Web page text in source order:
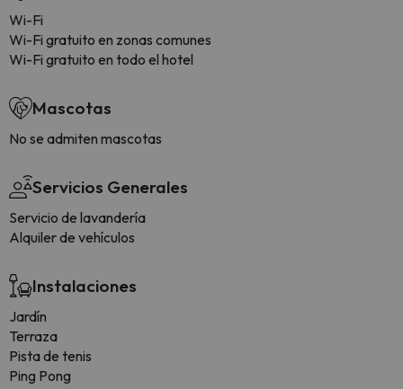
Wi-Fi
Wi-Fi gratuito en zonas comunes
Wi-Fi gratuito en todo el hotel
Mascotas
No se admiten mascotas
Servicios Generales
Servicio de lavandería
Alquiler de vehículos
Instalaciones
Jardín
Terraza
Pista de tenis
Ping Pong